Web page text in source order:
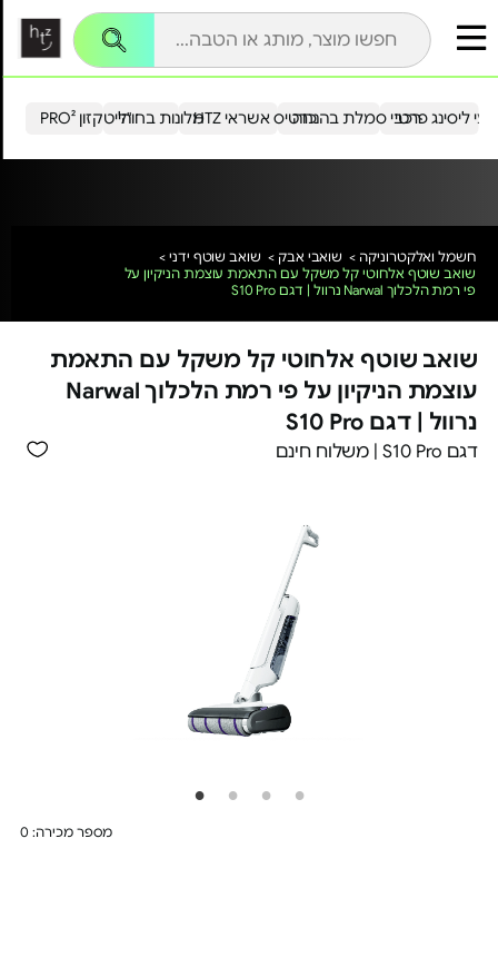
הייטקזון PRO²מלונות בחו"ל כרטיס אשראי HTZ ליסינג פרטירכבי סמלת בהנחה
חשמל ואלקטרוניקה > שואבי אבק > שואב שוטף ידני >
שואב שוטף אלחוטי קל משקל עם התאמת עוצמת הניקיון על
פי רמת הלכלוך Narwal נרוול | דגם S10 Pro
שואב שוטף אלחוטי קל משקל עם התאמת
עוצמת הניקיון על פי רמת הלכלוך Narwal
נרוול | דגם S10 Pro
דגם S10 Pro | משלוח חינם
מספר מכירה: 0